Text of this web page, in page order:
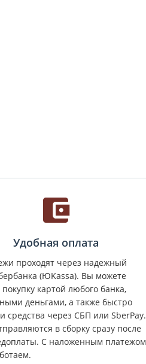
Удобная оплата
проходят через надежный
(ЮKassa). Вы можете
картой любого банка,
деньгами, а также быстро
средства через СБП или SberPay.
в сборку сразу после
С наложенным платежом